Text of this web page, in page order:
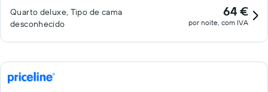
Quarto deluxe, Tipo de cama
desconhecido
64 €
por noite, com IVA